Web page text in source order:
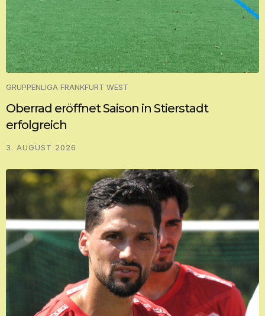
GRUPPENLIGA FRANKFURT WEST
Oberrad eröffnet Saison in Stierstadt
erfolgreich
3. AUGUST 2026